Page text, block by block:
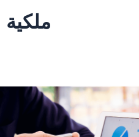
ملكية